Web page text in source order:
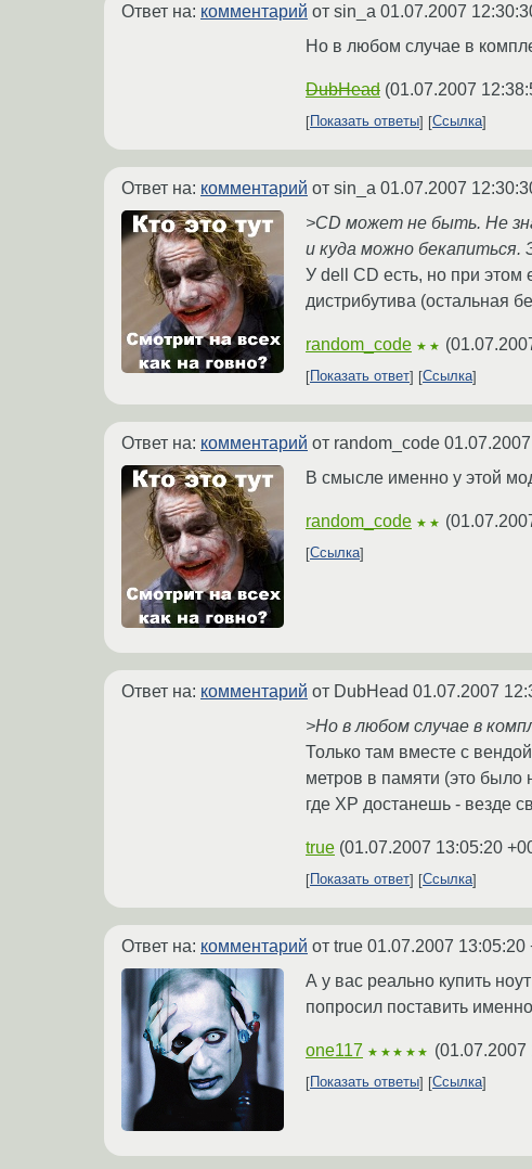
Ответ на: комментарий от sin_a 01.07.2007
Но в любом случае в
DubHead (01.07.2007
Показать ответы
Ссылка
Ответ на: комментарий от sin_a 01.07.2007
>CD может не быть. Не
и куда можно
У dell CD есть, но при этом
дистрибутива (остальная
random_code ★★ (
Показать ответ Ссылка
Ответ на: комментарий от random_code
В смысле именно у этой
random_code ★★ (
Ссылка
Ответ на: комментарий от DubHead 01.07.2007
>Но в любом случае в
Только там вместе с
метров в памяти (это
где XP достанешь - везде
true (01.07.2007 13:05:20
Показать ответ Ссылка
Ответ на: комментарий от true 01.07.2007 13:05:20
А у вас реально купить
попросил поставить
one117 ★★★★★ (01.07.2007
Показать ответы Ссылка